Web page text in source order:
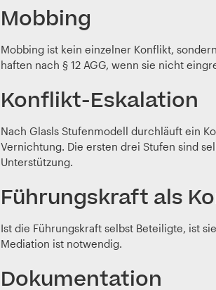
Mobbing
Mobbing ist kein einzelner Konflikt,
haften nach § 12 AGG, wenn sie nicht
Konflikt-Eskalation
Nach Glasls Stufenmodell durchläuft ein
Vernichtung. Die ersten drei Stufen sind
Unterstützung.
Führungskraft als
Ist die Führungskraft selbst Beteiligte, ist
Mediation ist notwendig.
Dokumentation